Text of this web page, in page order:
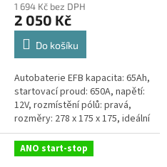
při doručení nové
(nepovinné)
produktu
je
5,0
hvězdiček.
1 694 Kč bez DPH
2 050 Kč
Do košíku
Autobaterie EFB kapacita: 65Ah,
startovací proud: 650A, napětí:
12V, rozmístění pólů: pravá,
rozměry: 278 x 175 x 175, ideální
řešení pro vozidla se systémem
Start-Stop nebo se...
ANO start-stop